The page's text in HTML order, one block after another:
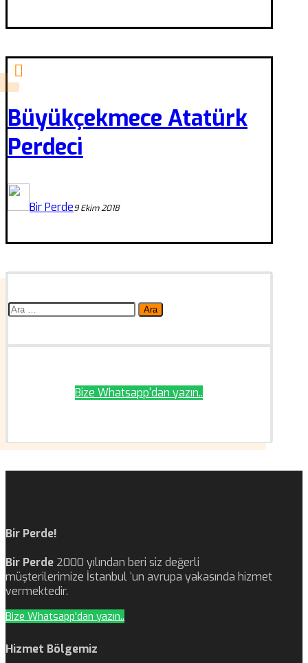
Büyükçekmece Atatürk
Perdeci
Bir Perde9 Ekim 2018
Arama:
Bize Whatsapp'dan yazın..
Bir Perde!
Bir Perde 2000 yılından beri siz değerli
müşterilerimize İstanbul ‘un avrupa yakasında hizmet
vermektedir.
Bize Whatsapp'dan yazın..
Hizmet Bölgemiz